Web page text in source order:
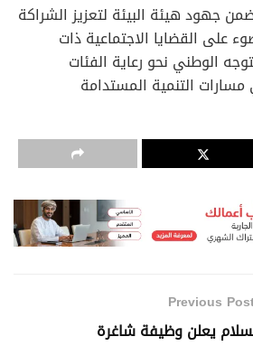
جهود هيئة البيئة لتعزيز الشراكة
على القضايا الاجتماعية ذات
الوطني نحو رعاية الفئات
التنمية المستدامة
Previous
يعلن وظيفة شاغرة